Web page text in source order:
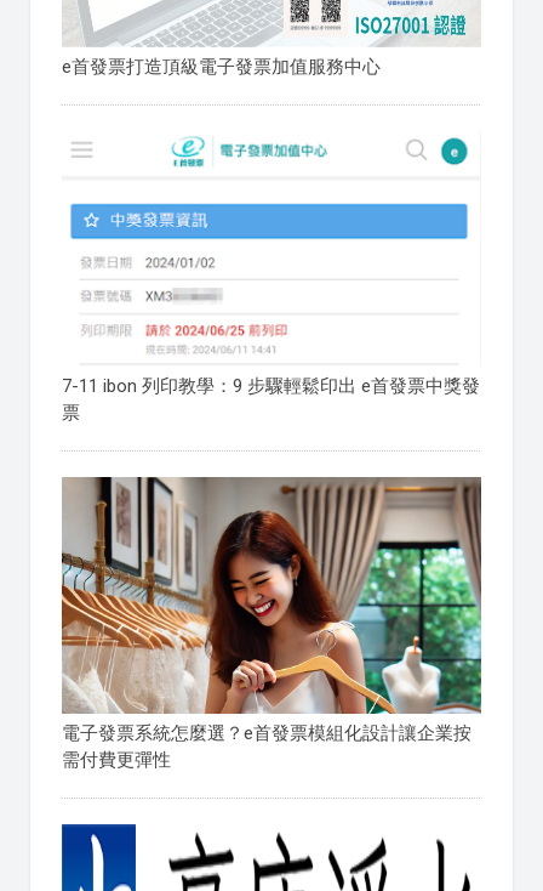
e首發票打造頂級電子發票加值服務中心
7-11 ibon 列印教學：9 步驟輕鬆印出 e首發票中獎發
票
電子發票系統怎麼選？e首發票模組化設計讓企業按
需付費更彈性